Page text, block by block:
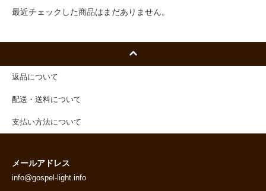
最近チェックした商品はまだありません。
返品について
配送・送料について
支払い方法について
メールアドレス
info@gospel-light.info